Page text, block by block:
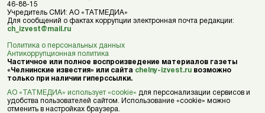
46-88-15
Учредитель СМИ: АО «ТАТМЕДИА»
Для сообщений о фактах коррупции электронная почта редакции:
ch_izvest@mail.ru
Политика о персональных данных
Антикоррупционная политика
Частичное или полное воспроизведение материалов газеты
«Челнинские известия» или сайта chelny-izvest.ru возможно
только при наличии гиперссылки.
АО «ТАТМЕДИА» использует «cookie» для персонализации сервисов и
удобства пользователей сайтом. Использование «cookie» можно
отменить в настройках браузера.